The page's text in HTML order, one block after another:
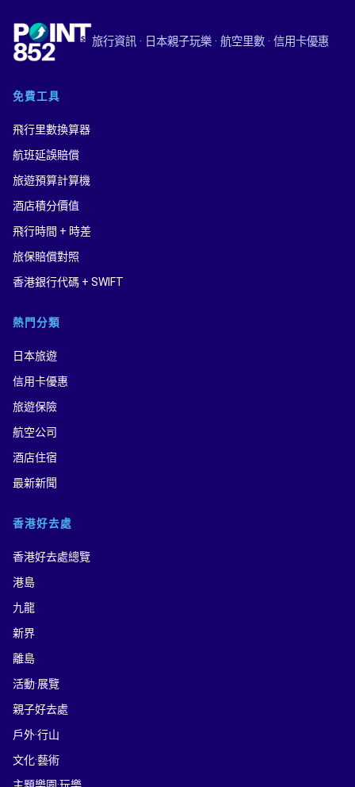
旅行資訊 · 日本親子玩樂 · 航空里數 · 信用卡優惠
免費工具
飛行里數換算器
航班延誤賠償
旅遊預算計算機
酒店積分價值
飛行時間 + 時差
旅保賠償對照
香港銀行代碼 + SWIFT
熱門分類
日本旅遊
信用卡優惠
旅遊保險
航空公司
酒店住宿
最新新聞
香港好去處
香港好去處總覽
港島
九龍
新界
離島
活動·展覽
親子好去處
戶外·行山
文化·藝術